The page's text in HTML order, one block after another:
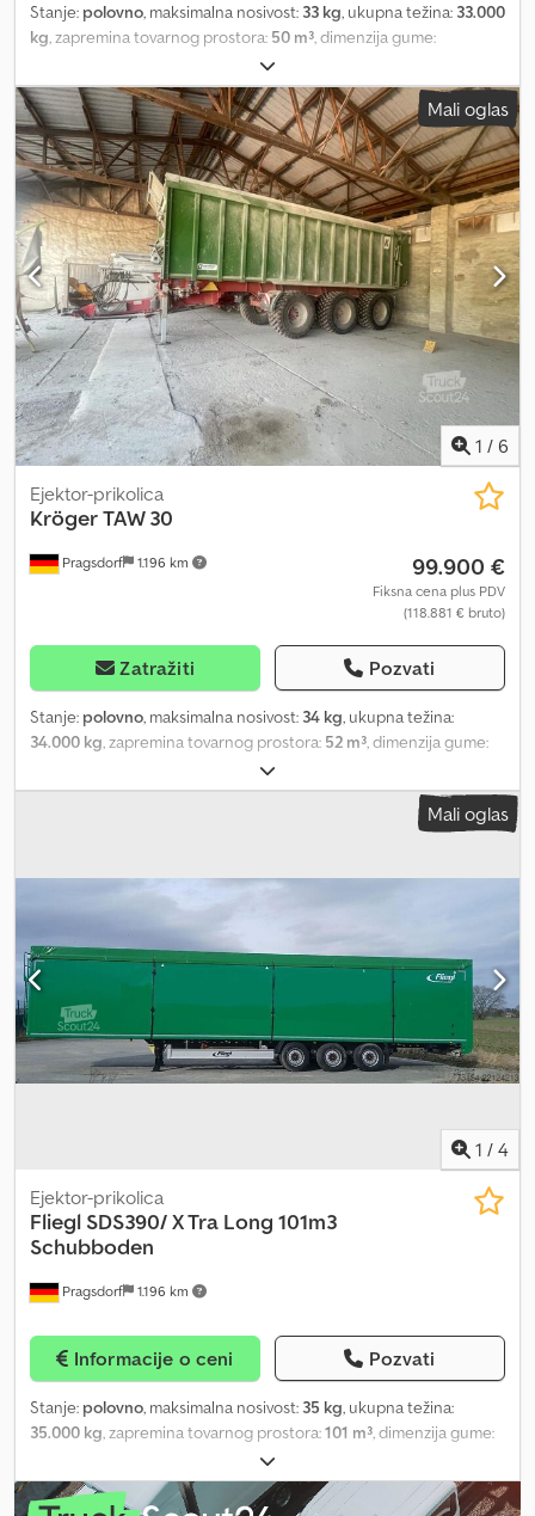
Stanje: polovno, maksimalna nosivost: 33 kg, ukupna težina: 33.000
kg, zapremina tovarnog prostora: 50 m³, dimenzija gume:
, Godina proizvodnje:
650/55R26,5, dimenzija zadnje gume:650/55R26,5, radna težina:
33.000 kg, Oprema:kompresovani vazdušni kočioni sistem,
Gume (prednje): 650/55R26,5, gume (zadnje): 650/55R26,5,
upravljačka osovina, automatska zadnja strana_____sečkaški
nastavci, hidrauličko zaključavanje bočne stranice, tridem
osovinski sistem, cerada, 1. i 2. osovina upravljive sa hidrauličkom
blokadom, sopstvena hidraulika za potisni zid i poklopac sa
upravljačkim terminalom, pogon preko kardanskog vratila, vešanje
vučne rudi sa azotnim balonima, pokrivanje tovarnog prostora
nadograđeno zima 2024/25, skladište: kod kupca Cedpfszdw D Eox
Alcoha
Mali oglas
1 / 6
Pragsdorf 1.196 km
Ejektor-prikolica
KrögerTAW 30
99.900 €
Fiksna cena plus PDV
(118.881 € bruto)
Zatražiti Pozvati
Stanje: polovno, maksimalna nosivost: 34 kg, ukupna težina:
34.000 kg , zapremina tovarnog prostora: 52 m³ , dimenzija gume:
, Godina proizvodnje:2024
650/65R26, dimenzija zadnje gume:650/65R26, radna težina:
kompresovani vazdušni kočioni sistem,
točak, Donje kačenje (oka)_____Tridem, 1. i 3. osovina upravljani,
tovarni volumen 52 m³, Lokacija: Kod klijenta Chedpfxezdh Dkj
Alcsa
Mali oglas
1 / 4
Pragsdorf 1.196 km
Ejektor-prikolica
Fliegl SDS390/ X Tra Long 101m3
Schubboden
Informacije o ceni Pozvati
Stanje: polovno, maksimalna nosivost: 35 kg, ukupna težina:
35.000 kg, zapremina tovarnog prostora:101 m³, dimenzija gume:
, Godina proizvodnje:
385/55R22,5, dimenzija zadnje gume:385/55R22,5, radna težina:
35.000 kg , Gume (v): 385/55R22,5, Gume (h): 385/55R22,5_____Disk